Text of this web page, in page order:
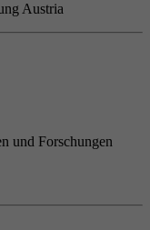
Austria
und Forschungen